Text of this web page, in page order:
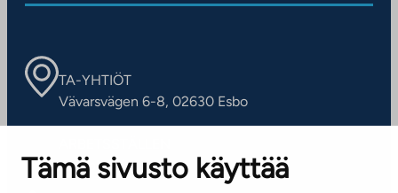
Tämä sivusto käyttää
TA-YHTIÖT
Vävarsvägen 6-8, 02630 Esbo
Kontaktinformation